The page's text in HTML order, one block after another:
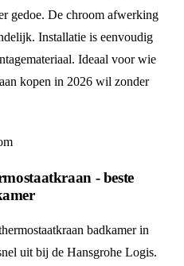
gedoe. De chroom afwerking
Installatie is eenvoudig
Ideaal voor wie
kopen in 2026 wil zonder
- beste
badkamer in
uit bij de Hansgrohe Logis.